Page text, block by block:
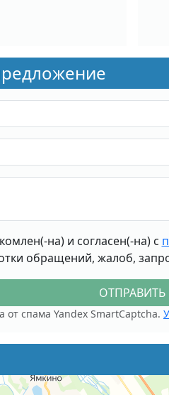
на) и согласен(-на) с
обращений, жалоб,
ОТПРАВИТЬ
от спама Yandex SmartCaptcha.